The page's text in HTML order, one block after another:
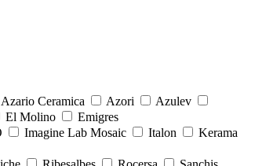
Azario Ceramica Azori
Azulev
El Molino
Emigres
Imagine Lab Mosaic Italon
Kerama